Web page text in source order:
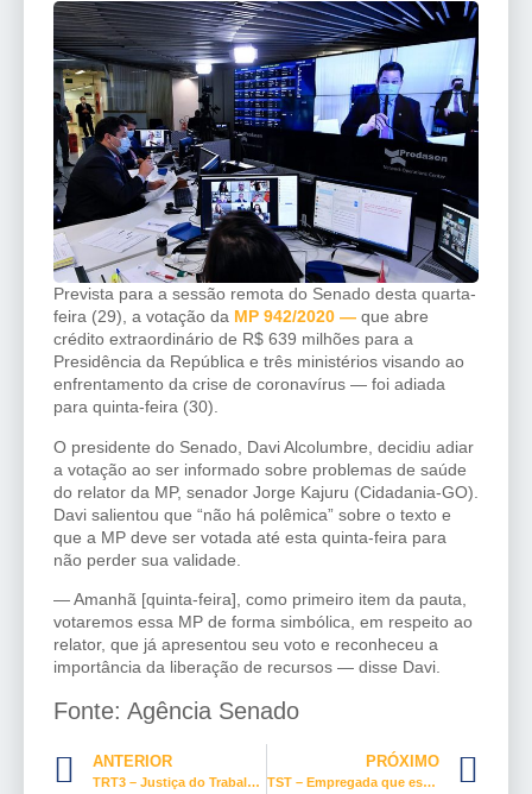
Prevista para a sessão remota do Senado desta quarta-
feira (29), a votação da MP 942/2020 — que abre
crédito extraordinário de R$ 639 milhões para a
Presidência da República e três ministérios visando ao
enfrentamento da crise de coronavírus — foi adiada
para quinta-feira (30).
O presidente do Senado, Davi Alcolumbre, decidiu adiar
a votação ao ser informado sobre problemas de saúde
do relator da MP, senador Jorge Kajuru (Cidadania-GO).
Davi salientou que “não há polêmica” sobre o texto e
que a MP deve ser votada até esta quinta-feira para
não perder sua validade.
— Amanhã [quinta-feira], como primeiro item da pauta,
votaremos essa MP de forma simbólica, em respeito ao
relator, que já apresentou seu voto e reconheceu a
importância da liberação de recursos — disse Davi.
Fonte: Agência Senado
ANTERIOR
TRT3 – Justiça do Trabalho mantém auto de infração por descumprimento de regras alusivas a horas extras
PRÓXIMO
TST – Empregada que esperava 20 minutos por transporte da empresa tem direito a hora extra